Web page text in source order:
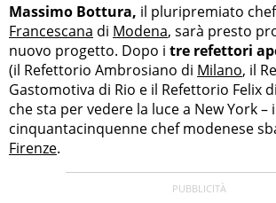
Massimo Bottura, il pluripremiato chef
Francescana di Modena, sarà presto
nuovo progetto. Dopo i tre refettori
(il Refettorio Ambrosiano di Milano, il
Gastomotiva di Rio e il Refettorio Felix
che sta per vedere la luce a New York –
cinquantacinquenne chef modenese
Firenze.